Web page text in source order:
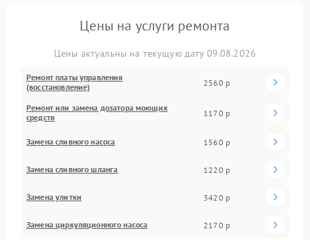
Цены на услуги ремонта
Цены актуальны на текущую дату 09.08.2026
Ремонт платы управления
(восстановление)
2560 р
Ремонт или замена дозатора моющих
средств
1170 р
Замена сливного насоса 1560 р
Замена сливного шланга 1220 р
Замена улитки 3420 р
Замена циркуляционного насоса 2170 р